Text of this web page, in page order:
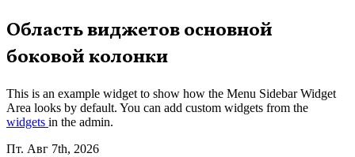
Перейти
к
содержимому
Область виджетов основной
боковой колонки
This is an example widget to show how the Menu Sidebar Widget
Area looks by default. You can add custom widgets from the
widgets in the admin.
Пт. Авг 7th, 2026